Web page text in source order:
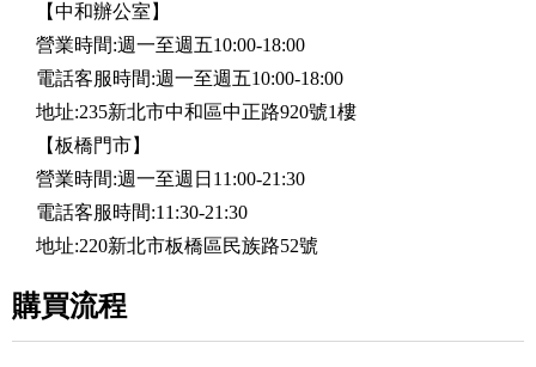
【中和辦公室】
營業時間:週一至週五10:00-18:00
電話客服時間:週一至週五10:00-18:00
地址:235新北市中和區中正路920號1樓
【板橋門市】
營業時間:週一至週日11:00-21:30
電話客服時間:11:30-21:30
地址:220新北市板橋區民族路52號
購買流程